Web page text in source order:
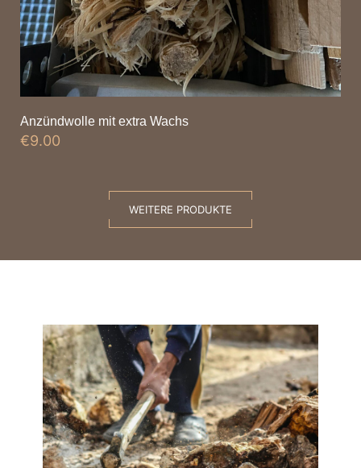
Anzündwolle mit extra Wachs
€9.00
WEITERE PRODUKTE